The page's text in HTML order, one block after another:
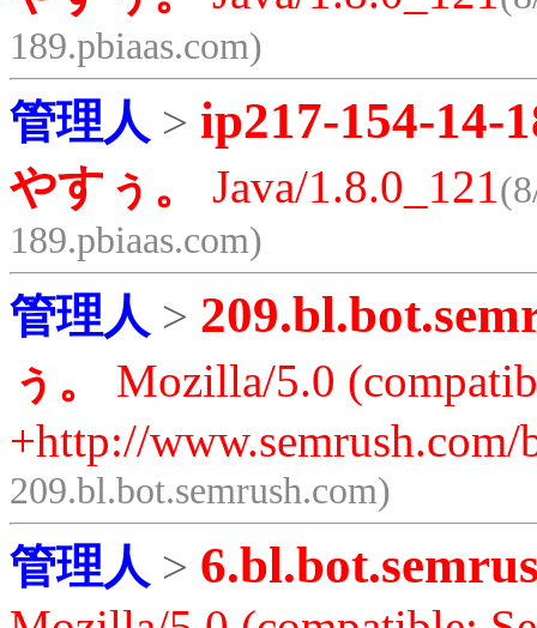
189.pbiaas.com)
管理人 > ip217-154-14-
やすぅ。 Java/1.8.0_121
189.pbiaas.com)
管理人 >
ぅ。
Mozilla/5.0
+http://
209.bl.bot.semrush.com)
管理人 >